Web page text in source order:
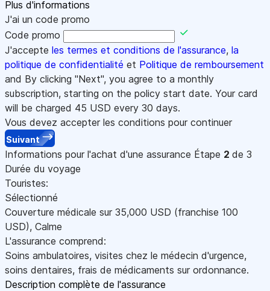
Plus d'informations
J'ai un code promo
Code promo
J'accepte les termes et conditions de l'assurance, la
politique de confidentialité et Politique de remboursement
and By clicking "Next", you agree to a monthly
subscription, starting on the policy start date. Your card
will be charged 45 USD every 30 days.
Vous devez accepter les conditions pour continuer
Suivant
Informations pour l'achat d'une assurance Étape 2 de 3
Durée du voyage
Touristes:
Sélectionné
Couverture médicale sur 35,000 USD (franchise 100
USD), Calme
L'assurance comprend:
Soins ambulatoires, visites chez le médecin d'urgence,
soins dentaires, frais de médicaments sur ordonnance.
Description complète de l'assurance